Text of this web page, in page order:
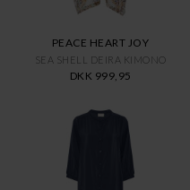
PEACE HEART JOY
SEA SHELL DEIRA KIMONO
DKK 999,95